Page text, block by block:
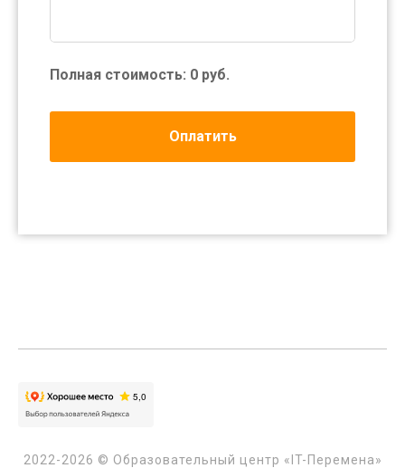
Полная стоимость: 0 руб.
Оплатить
2022-2026 © Образовательный центр «IT-Перемена»